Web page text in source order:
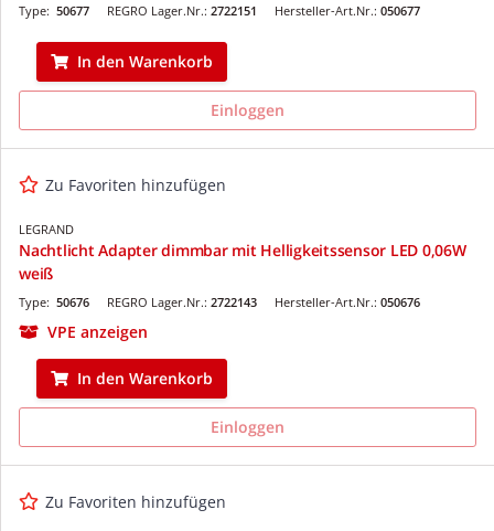
REGRO Lager.Nr.: 2722151
Type: 50677 Hersteller-Art.Nr.: 050677
In den Warenkorb
Einloggen
Zu Favoriten hinzufügen
LEGRAND
Nachtlicht Adapter dimmbar mit Helligkeitssensor LED 0,06W
weiß
REGRO Lager.Nr.: 2722143
Type: 50676 Hersteller-Art.Nr.: 050676
VPE anzeigen
In den Warenkorb
Einloggen
Zu Favoriten hinzufügen